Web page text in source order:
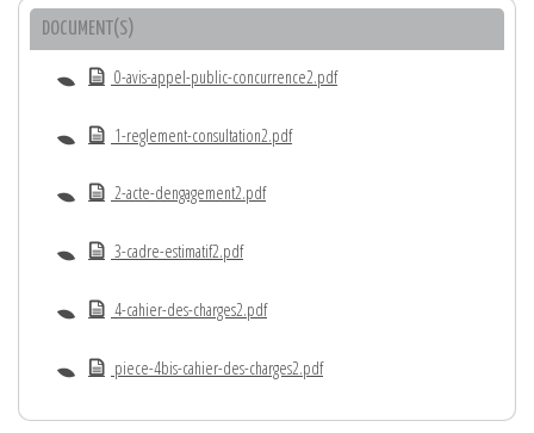
DOCUMENT(S)
0-avis-appel-public-concurrence2.pdf
1-reglement-consultation2.pdf
2-acte-dengagement2.pdf
3-cadre-estimatif2.pdf
4-cahier-des-charges2.pdf
piece-4bis-cahier-des-charges2.pdf